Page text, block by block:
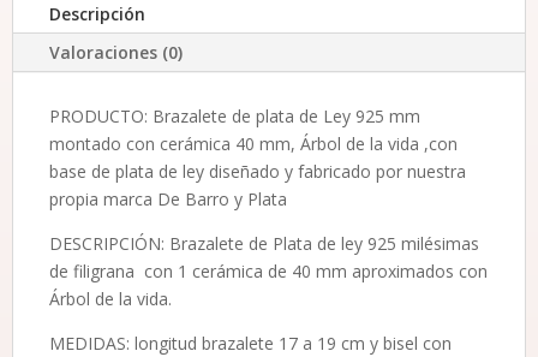
Descripción
Valoraciones (0)
PRODUCTO: Brazalete de plata de Ley 925 mm
montado con cerámica 40 mm, Árbol de la vida ,con
base de plata de ley diseñado y fabricado por nuestra
propia marca De Barro y Plata
DESCRIPCIÓN: Brazalete de Plata de ley 925 milésimas
de filigrana con 1 cerámica de 40 mm aproximados con
Árbol de la vida.
MEDIDAS: longitud brazalete 17 a 19 cm y bisel con